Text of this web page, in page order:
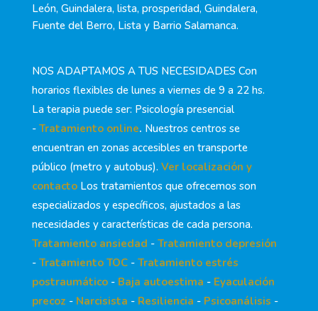
León, Guindalera, lista, prosperidad, Guindalera,
Fuente del Berro, Lista y Barrio Salamanca.
NOS ADAPTAMOS A TUS NECESIDADES Con
horarios flexibles de lunes a viernes de 9 a 22 hs.
La terapia puede ser: Psicología presencial
- Tratamiento online. Nuestros centros se
encuentran en zonas accesibles en transporte
público (metro y autobus). Ver localización y
contactoLos tratamientos que ofrecemos son
especializados y específicos, ajustados a las
necesidades y características de cada persona.
Tratamiento ansiedad - Tratamiento depresión
- Tratamiento TOC- Tratamiento estrés
postraumático- Baja autoestima - Eyaculación
precoz - Narcisista - Resiliencia - Psicoanálisis -